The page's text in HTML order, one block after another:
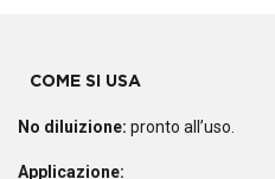
COME SI USA
No diluizione: pronto all’uso.
Applicazione: